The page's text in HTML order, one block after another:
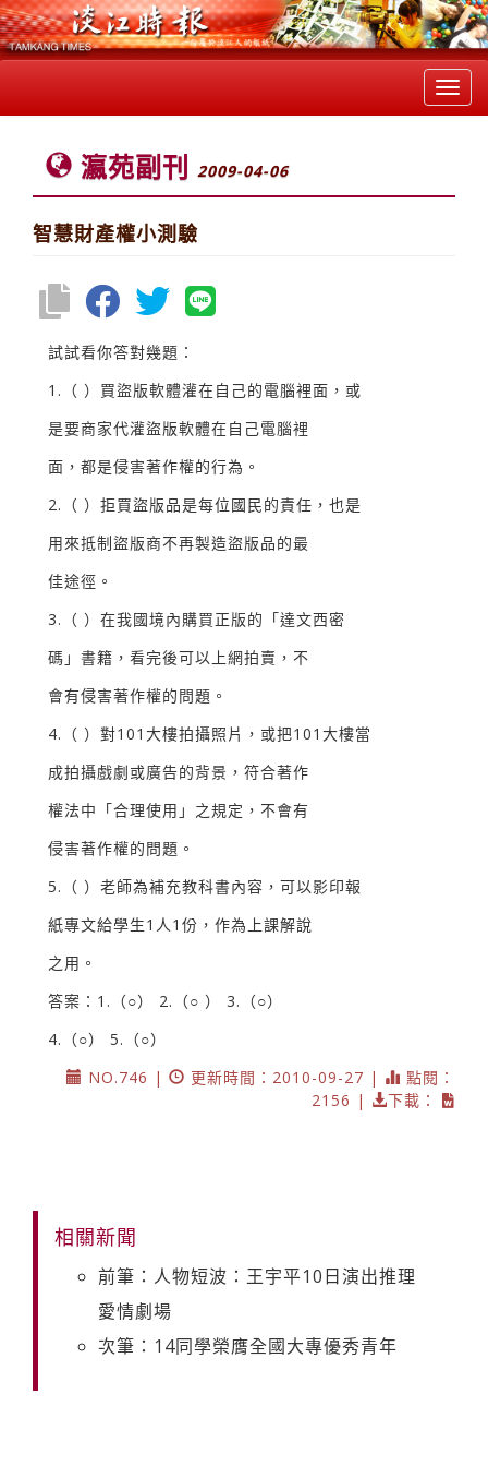
瀛苑副刊 2009-04-06
智慧財產權小測驗
試試看你答對幾題：
1.（ ）買盜版軟體灌在自己的電腦裡面，或
是要商家代灌盜版軟體在自己電腦裡
面，都是侵害著作權的行為。
2.（ ）拒買盜版品是每位國民的責任，也是
用來抵制盜版商不再製造盜版品的最
佳途徑。
3.（ ）在我國境內購買正版的「達文西密
碼」書籍，看完後可以上網拍賣，不
會有侵害著作權的問題。
4.（ ）對101大樓拍攝照片，或把101大樓當
成拍攝戲劇或廣告的背景，符合著作
權法中「合理使用」之規定，不會有
侵害著作權的問題。
5.（ ）老師為補充教科書內容，可以影印報
紙專文給學生1人1份，作為上課解說
之用。
答案：1.（○） 2.（○ ） 3.（○）
4.（○） 5.（○）
NO.746 |
更新時間：2010-09-27 |
點閱：
2156 |
下載：
相關新聞
前筆：人物短波：王宇平10日演出推理
愛情劇場
次筆：14同學榮膺全國大專優秀青年